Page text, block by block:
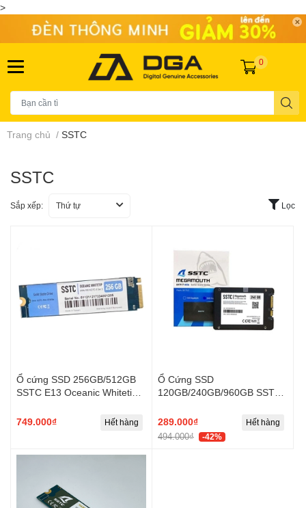
>
0
Trang chủ / SSTC
SSTC
Sắp xếp: Thứ tự Lọc
Ổ cứng SSD 256GB/512GB
SSTC E13 Oceanic Whitetip
749.000₫
Hết hàng
Ổ Cứng SSD
120GB/240GB/960GB SSTC
289.000₫
494.000₫ -42%
Hết hàng